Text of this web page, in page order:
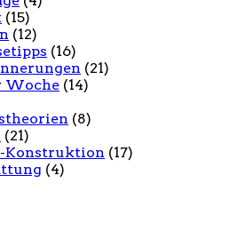
(15)
(12)
(16)
(21)
Woche (14)
(8)
(21)
Konstruktion (17)
(4)